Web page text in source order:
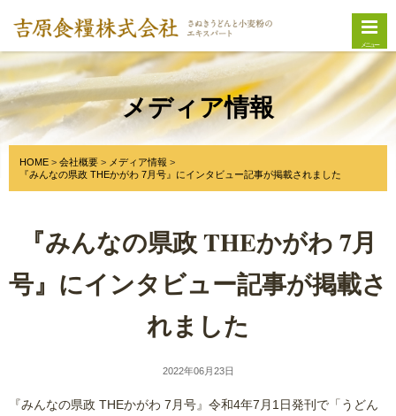
メニュー
メディア情報
HOME 会社概要
メディア情報
『みんなの県政 THEかがわ 7月号』にインタビュー記事が掲載されました
『みんなの県政 THEかがわ 7月
号』にインタビュー記事が掲載さ
れました
2022年06月23日
『みんなの県政 THEかがわ 7月号』令和4年7月1日発刊で「うどん